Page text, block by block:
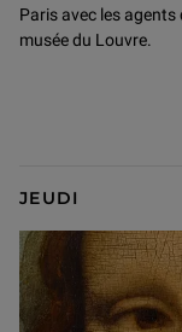
Paris avec les agents
musée du Louvre.
JEUDI